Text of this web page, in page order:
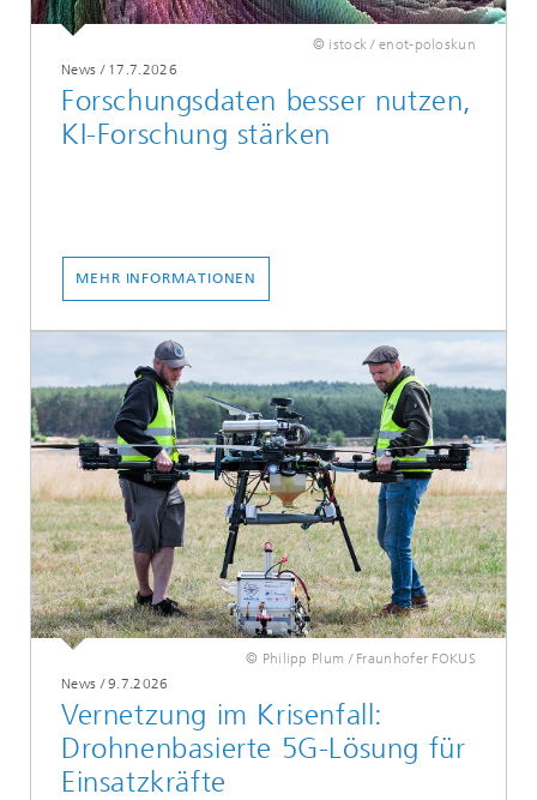
© istock / enot-poloskun
News / 17.7.2026
Forschungsdaten besser nutzen,
KI-Forschung stärken
MEHR INFORMATIONEN
© Philipp Plum / Fraunhofer FOKUS
News /9.7.2026
Vernetzung im Krisenfall:
Drohnenbasierte 5G-Lösung für
Einsatzkräfte